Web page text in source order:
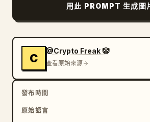
用此 PROMPT 生成圖
C
@Crypto Freak 🤡
查看原始來源
發布時間
原始語言